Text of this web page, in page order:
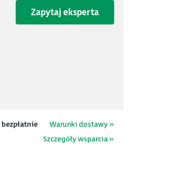
Zapytaj eksperta
bezpłatnie
Warunki dostawy »
Szczegóły wsparcia »